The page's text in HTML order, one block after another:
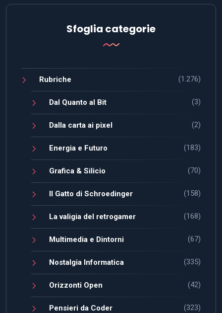
Sfoglia categorie
Rubriche (1.276)
Dal Quanto al Bit (3)
Dalla carta ai pixel (2)
Energia e Futuro (183)
Grafica & Silicio (70)
Il Gatto di Schroedinger (158)
La valigia del retrogamer (168)
Multimedia e Dintorni (67)
Nostalgia Informatica (335)
Orizzonti Open (42)
Pensieri da Coder (323)